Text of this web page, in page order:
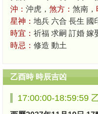
沖： 沖虎， 煞方： 煞南，
星神： 地兵 六合 長生 國
時宜： 祈福 求嗣 訂婚 嫁
時忌： 修造 動土
乙酉時 時辰吉凶
17:00:00-18:59:59